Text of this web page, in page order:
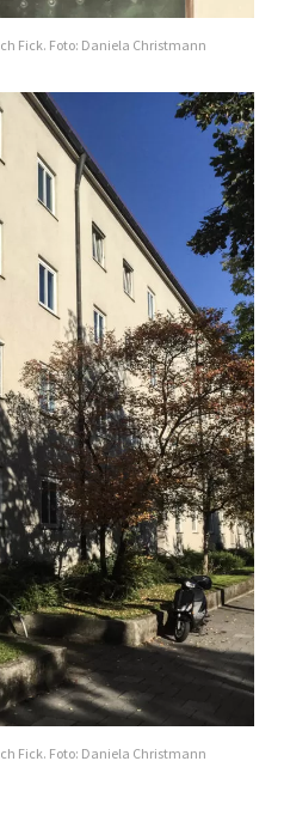
Fick. Foto: Daniela Christmann
Fick. Foto: Daniela Christmann